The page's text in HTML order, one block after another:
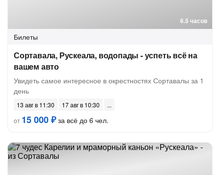
6.5 часов
Билеты
Сортавала, Рускеала, водопады - успеть всё на
вашем авто
Увидеть самое интересное в окрестностях Сортавалы за 1
день
13 авг в 11:30
17 авг в 10:30
от 15 000 ₽за всё до 6 чел.